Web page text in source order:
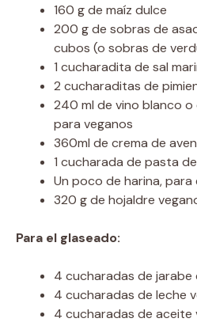
160 g de maíz dulce
200 g de sobras de
cubos (o sobras de
1 cucharadita de sal
2 cucharaditas de
240 ml de vino blanco
para veganos
360ml de crema de
1 cucharada de pasta
Un poco de harina,
320 g de hojaldre
Para el glaseado:
4 cucharadas de jarabe
4 cucharadas de leche
4 cucharadas de aceite